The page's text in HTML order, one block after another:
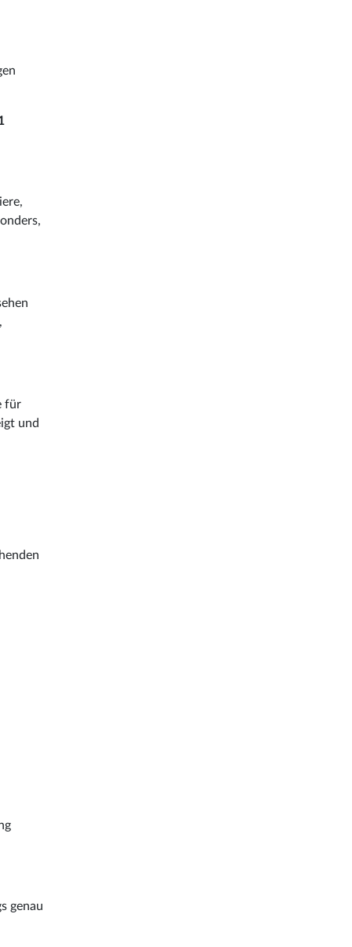
für
und
genau